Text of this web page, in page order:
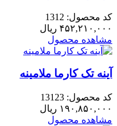
کد محصول: 1312
۴۵۲,۲۱۰,۰۰۰ ریال
مشاهده محصول
آینه تک کارما ملامینه
کد محصول: 13123
۱۹۰,۸۵۰,۰۰۰ ریال
مشاهده محصول